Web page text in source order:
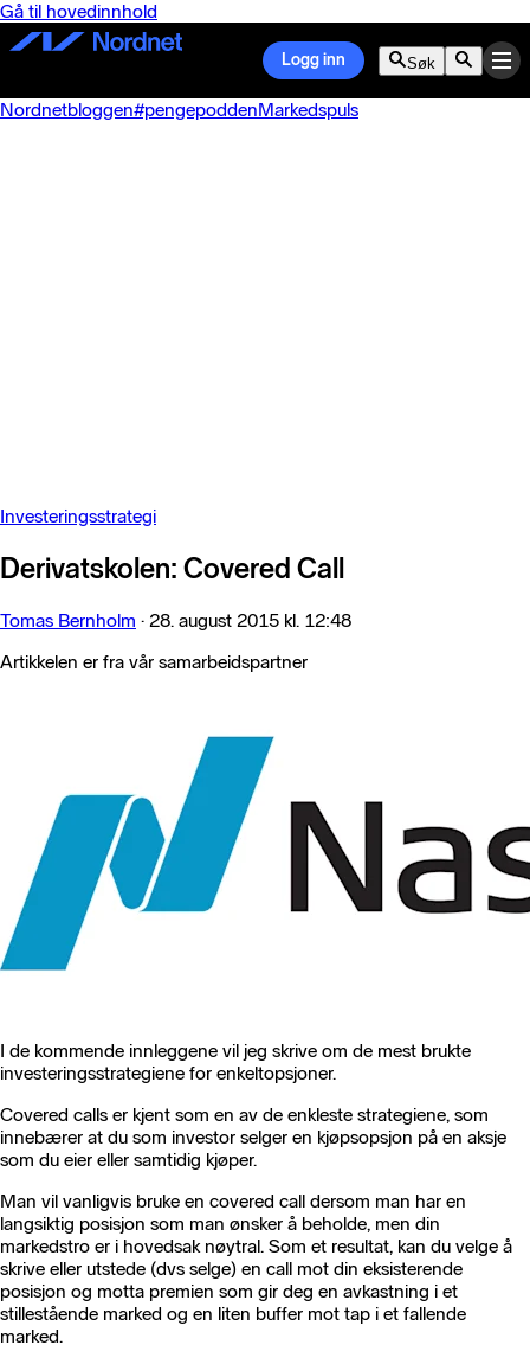
Gå til hovedinnhold
Logg inn Søk
Nordnetbloggen#pengepoddenMarkedspuls
Investeringsstrategi
Derivatskolen: Covered Call
Tomas Bernholm · 28. august 2015 kl. 12:48
Artikkelen er fra vår samarbeidspartner
I de kommende innleggene vil jeg skrive om de mest brukte
investeringsstrategiene for enkeltopsjoner.
Covered calls er kjent som en av de enkleste strategiene, som
innebærer at du som investor selger en kjøpsopsjon på en aksje
som du eier eller samtidig kjøper.
Man vil vanligvis bruke en covered call dersom man har en
langsiktig posisjon som man ønsker å beholde, men din
markedstro er i hovedsak nøytral. Som et resultat, kan du velge å
skrive eller utstede (dvs selge) en call mot din eksisterende
posisjon og motta premien som gir deg en avkastning i et
stillestående marked og en liten buffer mot tap i et fallende
marked.